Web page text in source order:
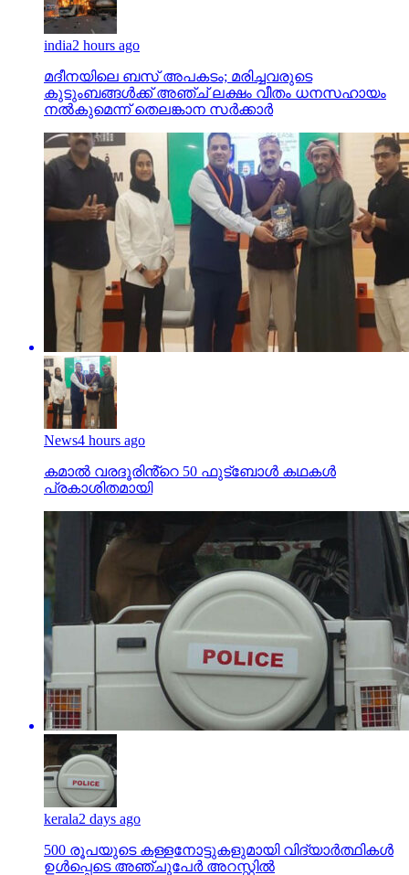
india2 hours ago
മദീനയിലെ ബസ് അപകടം; മരിച്ചവരുടെ
കുടുംബങ്ങള്‍ക്ക് അഞ്ച് ലക്ഷം വീതം ധനസഹായം
നല്‍കുമെന്ന് തെലങ്കാന സര്‍ക്കാര്‍
News4 hours ago
കമാൽ വരദൂരിൻ്റെ 50 ഫുട്ബോൾ കഥകൾ
പ്രകാശിതമായി
kerala2 days ago
500 രൂപയുടെ കള്ളനോട്ടുകളുമായി വിദ്യാര്‍ത്ഥികള്‍
ഉള്‍പ്പെടെ അഞ്ചുപേര്‍ അറസ്റ്റില്‍